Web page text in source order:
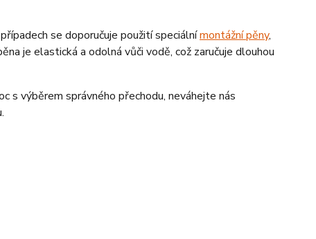
se doporučuje použití speciálnímontážní pěny,
je elastická a odolná vůči vodě, což zaručuje dlouhou
výběrem správného přechodu, neváhejte nás